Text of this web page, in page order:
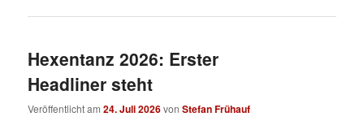
Hexentanz 2026: Erster
Headliner steht
Veröffentlicht am24. Juli 2026vonStefan Frühauf